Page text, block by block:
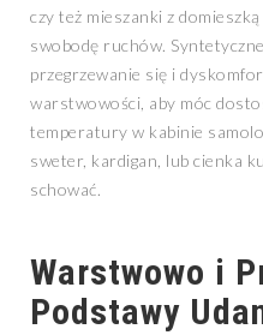
czy też mieszanki z
swobodę ruchów.
przegrzewanie się i
warstwowości, aby móc
temperatury w kabinie
sweter, kardigan, lub cienka
schować.
Warstwowo i
Podstawy